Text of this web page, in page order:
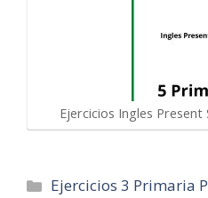
Ejercicios Ingles
Categorías
Ejercicios 3 Primaria